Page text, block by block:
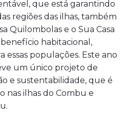
que está garantindo
regiões das ilhas, também
Quilombolas e o Sua Casa
habitacional,
essas populações. Este ano
um único projeto de
e sustentabilidade, que é
nas ilhas do Combu e